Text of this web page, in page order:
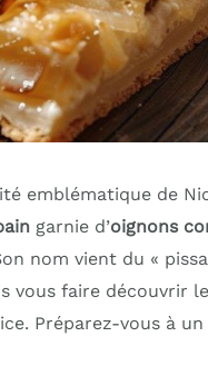
emblématique de
garnie d’oignons
nom vient du «
vous faire découvrir
Préparez-vous à